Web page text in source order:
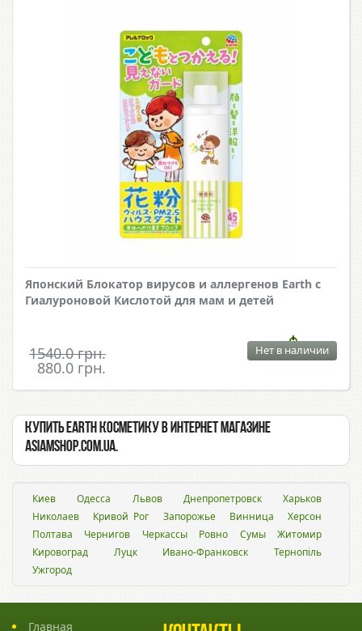
Японский Блокатор вирусов и аллергенов Earth с
Гиалуроновой Кислотой для мам и детей
1540.0 грн.
880.0 грн.
Нет в наличии
Купить Earth косметику в интернет магазине
Asiamshop.com.ua.
Киев Одесса Львов Днепропетровск
Харьков
Николаев
Кривой Рог Запорожье Винница
Херсон
Полтава
Чернигов Черкассы Ровно Сумы
Житомир
Кировоград
Луцк Ивано-Франковск
Тернопіль
Ужгород
Главная